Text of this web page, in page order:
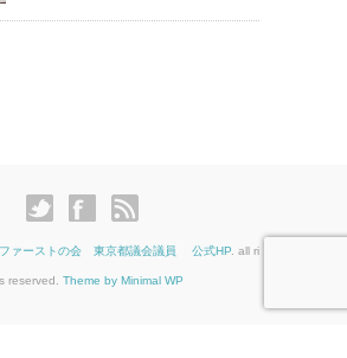
ファーストの会 東京都議会議員 公式HP. all ri
reserved. Theme by Minimal WP